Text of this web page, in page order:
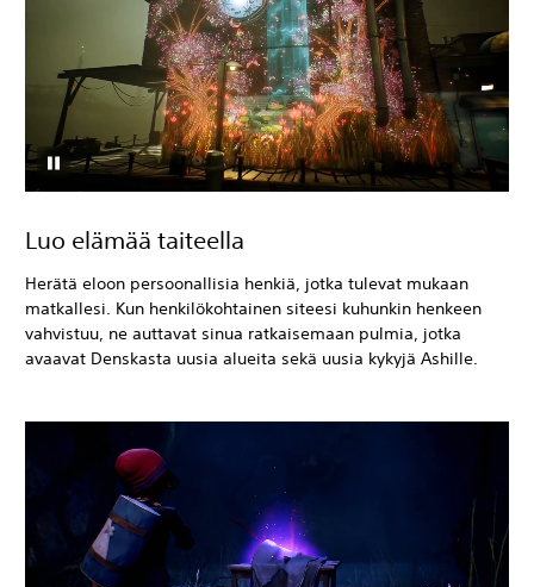
Luo elämää taiteella
Herätä eloon persoonallisia henkiä, jotka tulevat mukaan
matkallesi. Kun henkilökohtainen siteesi kuhunkin henkeen
vahvistuu, ne auttavat sinua ratkaisemaan pulmia, jotka
avaavat Denskasta uusia alueita sekä uusia kykyjä Ashille.